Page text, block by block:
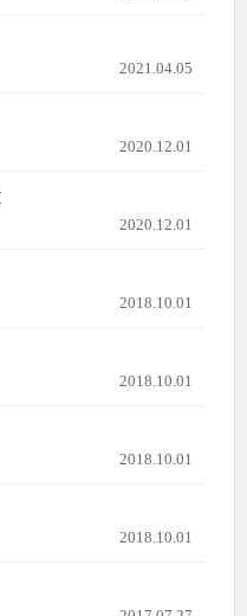
2021.04.05
2020.12.01
2020.12.01
2018.10.01
2018.10.01
2018.10.01
2018.10.01